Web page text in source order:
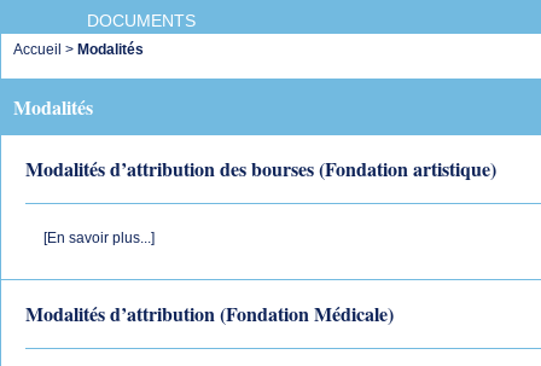
DOCUMENTS
Accueil > Modalités
Modalités
Modalités d’attribution des bourses (Fondation artistique)
[En savoir plus...]
Modalités d’attribution (Fondation Médicale)